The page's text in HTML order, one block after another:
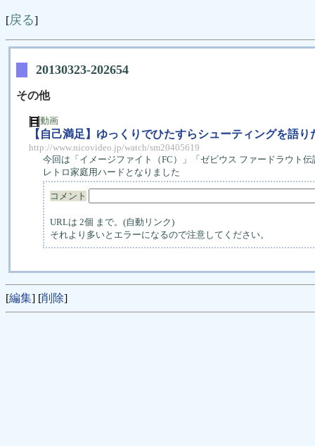
[戻る]
20130323-202654
その他
動画
【自己満足】ゆっくりでひたすらシューティングを語り
http://www.nicovideo.jp/watch/sm20405619
今回は「イメージファイト（FC）」「ゼビウス ファードラウト
レトロ家庭用ハードとなりました
コメント
URLは 2個 まで。(自動リンク)
それより多いとエラーになるので注意してください。
[編集] [削除]